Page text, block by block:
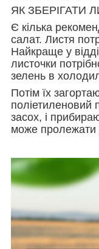
ЯК ЗБЕРІГАТИ
Є кілька
салат. Листя
Найкраще у
листочки
зелень в
Потім їх
поліетиленовий
засох, і
може пролежати